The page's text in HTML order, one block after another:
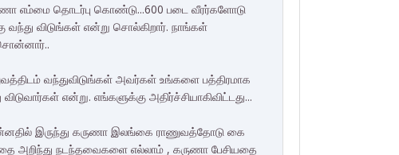
எம்மை தொடர்பு கொண்டு...600 படை வீரர்களோடு
வந்து விடுங்கள் என்று சொல்கிறார். நாங்கள்
வந்துவிடுங்கள் அவர்கள் உங்களை பத்திரமாக
என்று. எங்களுக்கு அதிர்ச்சியாகிவிட்டது...
இருந்து கருணா இலங்கை ராணுவத்தோடு கை
அறிந்து நடந்தவைகளை எல்லாம் , கருணா பேசியதை